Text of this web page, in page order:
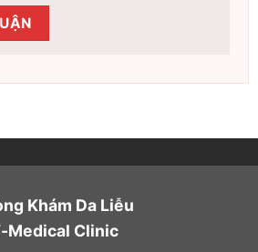
Khám Da Liễu
Medical Clinic